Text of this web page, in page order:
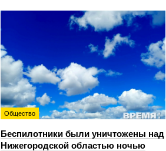
Общество
Беспилотники были уничтожены над
Нижегородской областью ночью